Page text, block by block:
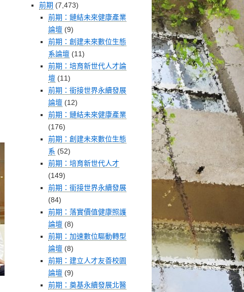
前期 (7,473)
前期：鏈結未來健康產業
論壇 (9)
前期：創建未來數位生態
系論壇 (11)
前期：培育新世代人才論
壇 (11)
前期：銜接世界永續發展
論壇 (12)
前期：鏈結未來健康產業
(176)
前期：創建未來數位生態
系 (52)
前期：培育新世代人才
(149)
前期：銜接世界永續發展
(84)
前期：落實價值健康照護
論壇 (8)
前期：加速數位驅動轉型
論壇 (8)
前期：建立人才友善校園
論壇 (9)
前期：奠基永續發展北醫